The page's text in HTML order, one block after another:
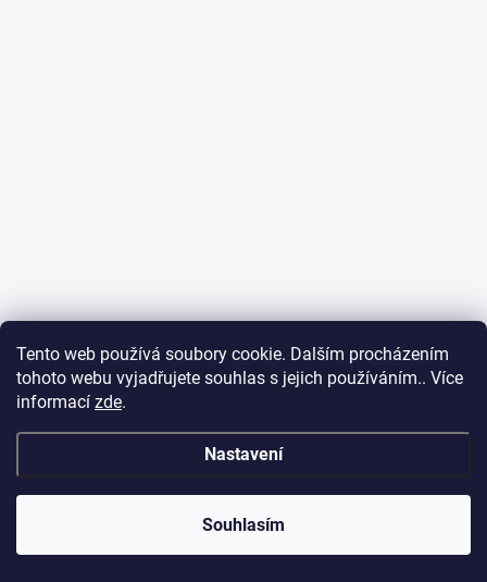
Tento web používá soubory cookie. Dalším procházením
tohoto webu vyjadřujete souhlas s jejich používáním.. Více
informací zde.
Nastavení
Souhlasím